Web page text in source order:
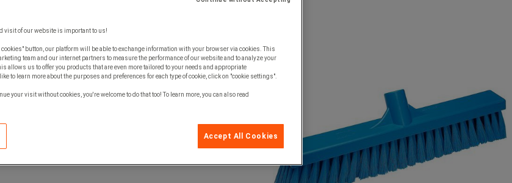
visit of our website is important to us!
cookies" button, our platform will be able to exchange information with your browser via cookies. This
team and our internet partners to measure the performance of our website and to analyze your
allows us to offer you products that are even more tailored to your needs and appropriate
to learn more about the purposes and preferences for each type of cookie, click on "cookie settings".
your visit without cookies, you're welcome to do that too! To learn more, you can also read
Accept All Cookies